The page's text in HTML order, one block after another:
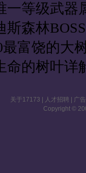
一等级武器
斯森林
最富饶的大
命的树叶详
关于17173 人才招聘
广
Copyright ©